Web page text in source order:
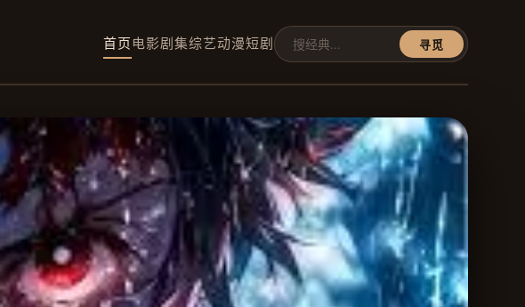
首页 电影剧集综艺动漫短剧 寻觅